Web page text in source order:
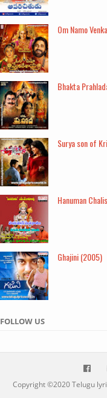
Om Namo
Bhakta
Surya son of
Hanuman
Ghajini (2005)
FOLLOW US
Copyright ©2020Telugu